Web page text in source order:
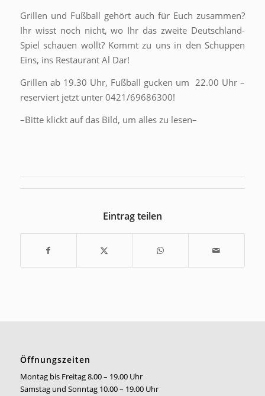
Grillen und Fußball gehört auch für Euch zusammen?
Ihr wisst noch nicht, wo Ihr das zweite Deutschland-
Spiel schauen wollt? Kommt zu uns in den Schuppen
Eins, ins Restaurant Al Dar!
Grillen ab 19.30 Uhr, Fußball gucken um 22.00 Uhr –
reserviert jetzt unter 0421/69686300!
–Bitte klickt auf das Bild, um alles zu lesen–
Eintrag teilen
Öffnungszeiten
Montag bis Freitag 8.00 – 19.00 Uhr
Samstag und Sonntag 10.00 – 19.00 Uhr